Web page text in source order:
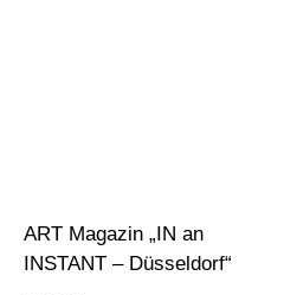
ART Magazin „IN an
INSTANT – Düsseldorf“